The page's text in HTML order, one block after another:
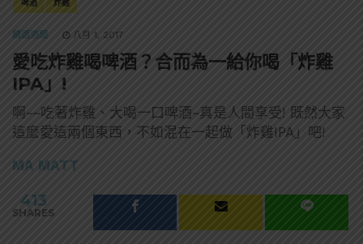
啤酒 炸雞
精選酒聞 八月 1, 2017
愛吃炸雞喝啤酒？合而為一給你喝「炸雞
IPA」!
啊~~吃著炸雞、大喝一口啤酒~真是人間享受! 既然大家
這麼愛這兩個東西，不如混在一起做「炸雞IPA」吧!
MA MATT
413
SHARES